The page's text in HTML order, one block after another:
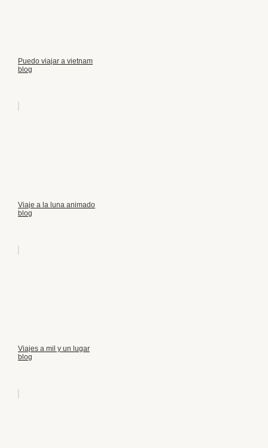
Puedo viajar a vietnam
blog
Viaje a la luna animado
blog
Viajes a mil y un lugar
blog